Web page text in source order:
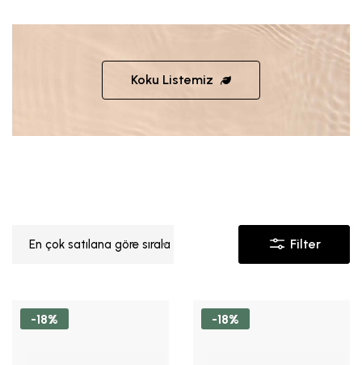
Koku Listemiz
En çok satılana göre sırala Filter
-18% -18%